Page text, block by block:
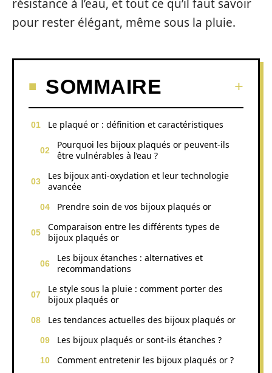
résistance à l’eau, et tout ce qu’il faut savoir
pour rester élégant, même sous la pluie.
SOMMAIRE
Le plaqué or : définition et caractéristiques
Pourquoi les bijoux plaqués or peuvent-ils
être vulnérables à l’eau ?
Les bijoux anti-oxydation et leur technologie
avancée
Prendre soin de vos bijoux plaqués or
Comparaison entre les différents types de
bijoux plaqués or
Les bijoux étanches : alternatives et
recommandations
Le style sous la pluie : comment porter des
bijoux plaqués or
Les tendances actuelles des bijoux plaqués or
Les bijoux plaqués or sont-ils étanches ?
Comment entretenir les bijoux plaqués or ?